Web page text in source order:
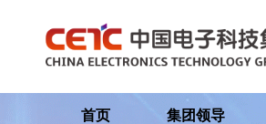
首页 集团领导